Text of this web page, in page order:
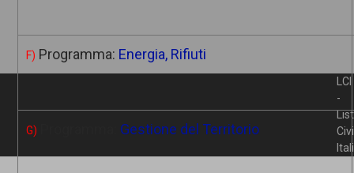
F) Programma: Energia, Rifiuti
G) Gestione del Territorio
LCI
-